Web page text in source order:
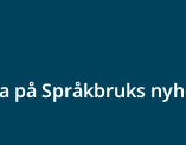
på Språkbruks